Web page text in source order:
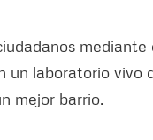
laboratorio vivo
mejor barrio.